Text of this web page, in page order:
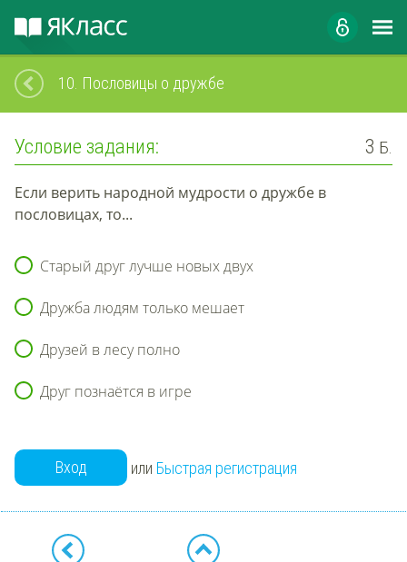
10. Пословицы о дружбе
Условие задания: 3 Б.
Если верить народной мудрости о дружбе в
пословицах, то...
Старый друг лучше новых двух
Дружба людям только мешает
Друзей в лесу полно
Друг познаётся в игре
Вход или Быстрая регистрация